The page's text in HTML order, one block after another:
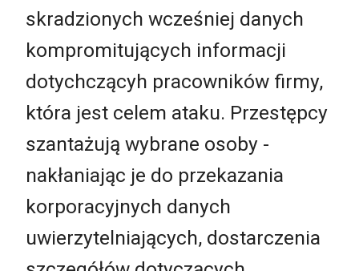
skradzionych wcześniej danych
kompromitujących informacji
dotychczącyh pracowników firmy,
która jest celem ataku. Przestępcy
szantażują wybrane osoby -
nakłaniając je do przekazania
korporacyjnych danych
uwierzytelniających, dostarczenia